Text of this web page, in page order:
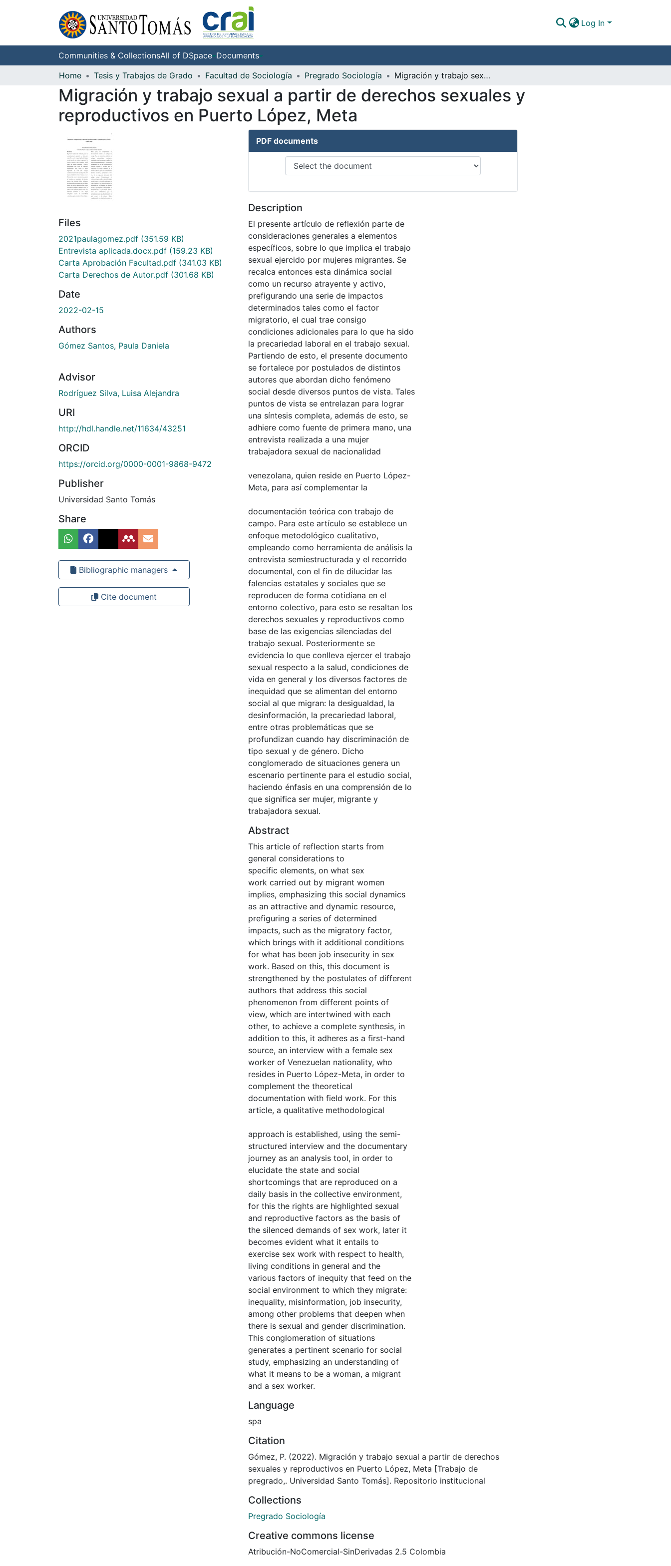
Log In
Communities & CollectionsAll of DSpace Documents
Home
Tesis y Trabajos de Grado Facultad de Sociología Pregrado Sociología Migración y trabajo sexual a partir de derechos sexuales y reproductivos en Puerto López, Meta
Migración y trabajo sexual a partir de derechos sexuales y
reproductivos en Puerto López, Meta
Files
2021paulagomez.pdf (351.59 KB)
Entrevista aplicada.docx.pdf (159.23 KB)
Carta Aprobación Facultad.pdf (341.03 KB)
Carta Derechos de Autor.pdf (301.68 KB)
Date
2022-02-15
Authors
Gómez Santos, Paula Daniela
Advisor
Rodríguez Silva, Luisa Alejandra
URI
http://hdl.handle.net/11634/43251
ORCID
https://orcid.org/0000-0001-9868-9472
Publisher
Universidad Santo Tomás
Share
Bibliographic managers
Cite document
PDF documents
Description
El presente artículo de reflexión parte de
consideraciones generales a elementos
específicos, sobre lo que implica el trabajo
sexual ejercido por mujeres migrantes. Se
recalca entonces esta dinámica social
como un recurso atrayente y activo,
prefigurando una serie de impactos
determinados tales como el factor
migratorio, el cual trae consigo
condiciones adicionales para lo que ha sido
la precariedad laboral en el trabajo sexual.
Partiendo de esto, el presente documento
se fortalece por postulados de distintos
autores que abordan dicho fenómeno
social desde diversos puntos de vista. Tales
puntos de vista se entrelazan para lograr
una síntesis completa, además de esto, se
adhiere como fuente de primera mano, una
entrevista realizada a una mujer
trabajadora sexual de nacionalidad
venezolana, quien reside en Puerto López-
Meta, para así complementar la
documentación teórica con trabajo de
campo. Para este artículo se establece un
enfoque metodológico cualitativo,
empleando como herramienta de análisis la
entrevista semiestructurada y el recorrido
documental, con el fin de dilucidar las
falencias estatales y sociales que se
reproducen de forma cotidiana en el
entorno colectivo, para esto se resaltan los
derechos sexuales y reproductivos como
base de las exigencias silenciadas del
trabajo sexual. Posteriormente se
evidencia lo que conlleva ejercer el trabajo
sexual respecto a la salud, condiciones de
vida en general y los diversos factores de
inequidad que se alimentan del entorno
social al que migran: la desigualdad, la
desinformación, la precariedad laboral,
entre otras problemáticas que se
profundizan cuando hay discriminación de
tipo sexual y de género. Dicho
conglomerado de situaciones genera un
escenario pertinente para el estudio social,
haciendo énfasis en una comprensión de lo
que significa ser mujer, migrante y
trabajadora sexual.
Abstract
This article of reflection starts from
general considerations to
specific elements, on what sex
work carried out by migrant women
implies, emphasizing this social dynamics
as an attractive and dynamic resource,
prefiguring a series of determined
impacts, such as the migratory factor,
which brings with it additional conditions
for what has been job insecurity in sex
work. Based on this, this document is
strengthened by the postulates of different
authors that address this social
phenomenon from different points of
view, which are intertwined with each
other, to achieve a complete synthesis, in
addition to this, it adheres as a first-hand
source, an interview with a female sex
worker of Venezuelan nationality, who
resides in Puerto López-Meta, in order to
complement the theoretical
documentation with field work. For this
article, a qualitative methodological
approach is established, using the semi-
structured interview and the documentary
journey as an analysis tool, in order to
elucidate the state and social
shortcomings that are reproduced on a
daily basis in the collective environment,
for this the rights are highlighted sexual
and reproductive factors as the basis of
the silenced demands of sex work, later it
becomes evident what it entails to
exercise sex work with respect to health,
living conditions in general and the
various factors of inequity that feed on the
social environment to which they migrate:
inequality, misinformation, job insecurity,
among other problems that deepen when
there is sexual and gender discrimination.
This conglomeration of situations
generates a pertinent scenario for social
study, emphasizing an understanding of
what it means to be a woman, a migrant
and a sex worker.
Language
spa
Citation
Gómez, P. (2022). Migración y trabajo sexual a partir de derechos
sexuales y reproductivos en Puerto López, Meta [Trabajo de
pregrado,. Universidad Santo Tomás]. Repositorio institucional
Collections
Pregrado Sociología
Creative commons license
Atribución-NoComercial-SinDerivadas 2.5 Colombia